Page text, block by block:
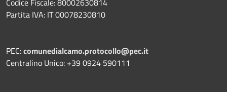
Partita IVA: IT 00078230810
PEC:comunedialcamo.protocollo@pec.it
Centralino Unico: +39 0924 590111